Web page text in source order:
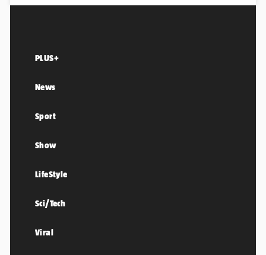
PLUS+
News
Sport
Show
LifeStyle
Sci/Tech
Viral